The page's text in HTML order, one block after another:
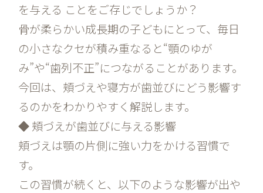
を与える ことをご存じでしょうか？
骨が柔らかい成長期の子どもにとって、毎日
の小さなクセが積み重なると“顎のゆが
み”や“歯列不正”につながることがあります。
今回は、頬づえや寝方が歯並びにどう影響す
るのかをわかりやすく解説します。
◆ 頬づえが歯並びに与える影響
頬づえは顎の片側に強い力をかける習慣で
す。
この習慣が続くと、以下のような影響が出や